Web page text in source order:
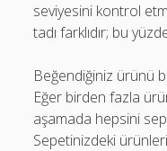
seviyesini kontrol
tadı farklıdır; bu
Beğendiğiniz ürünü
Eğer birden fazla
aşamada hepsini
Sepetinizdeki